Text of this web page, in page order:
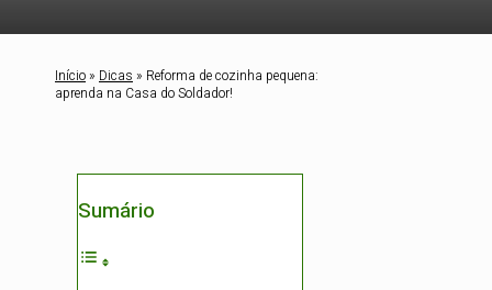
Início» Dicas » Reforma de cozinha pequena:
aprenda na Casa do Soldador!
Sumário